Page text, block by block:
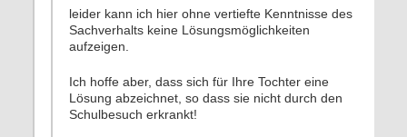
leider kann ich hier ohne vertiefte Kenntnisse des
Sachverhalts keine Lösungsmöglichkeiten
aufzeigen.
Ich hoffe aber, dass sich für Ihre Tochter eine
Lösung abzeichnet, so dass sie nicht durch den
Schulbesuch erkrankt!